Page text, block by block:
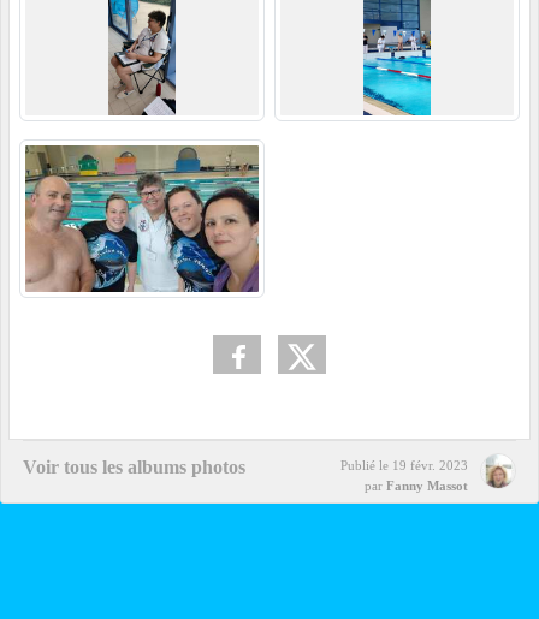
Voir tous les albums photos Publié le 19 févr. 2023
par Fanny Massot